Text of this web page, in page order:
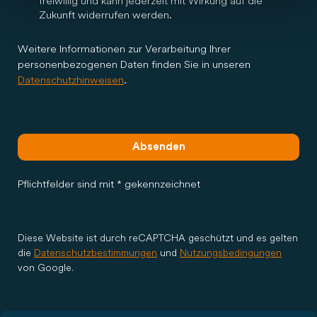
Zukunft widerrufen werden.
Weitere Informationen zur Verarbeitung Ihrer
personenbezogenen Daten finden Sie in unseren
Datenschutzhinweisen.
Absenden
Pflichtfelder sind mit * gekennzeichnet
Diese Website ist durch reCAPTCHA geschützt und es gelten
die Datenschutzbestimmungen und Nutzungsbedingungen
von Google.